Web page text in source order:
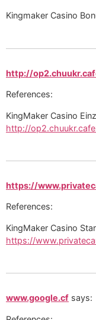
Kingmaker Casino
http://
References:
KingMaker Casino
http://
https://
References:
KingMaker Casino
https://
www.google.cf says: